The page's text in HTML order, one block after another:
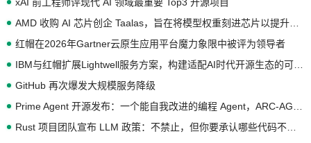
红帽在2026年Gartner云原生应用平台魔力象限中被评为领导者
GitHub 再次爆发大规模服务降级